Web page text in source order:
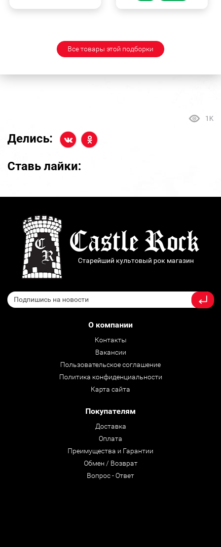
Все товары этой подборки
1K
Делись:
Ставь лайки:
Старейший культовый рок магазин
О компании
Контакты
Вакансии
Пользовательское соглашение
Политика конфиденциальности
Карта сайта
Покупателям
Доставка
Оплата
Преимущества и Гарантии
Обмен / Возврат
Вопрос - Ответ